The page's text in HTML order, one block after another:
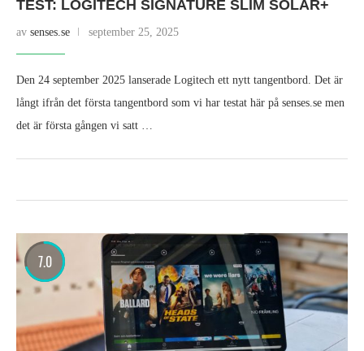
TEST: LOGITECH SIGNATURE SLIM SOLAR+
av senses.se september 25, 2025
Den 24 september 2025 lanserade Logitech ett nytt tangentbord. Det är
långt ifrån det första tangentbord som vi har testat här på senses.se men
det är första gången vi satt …
7.0